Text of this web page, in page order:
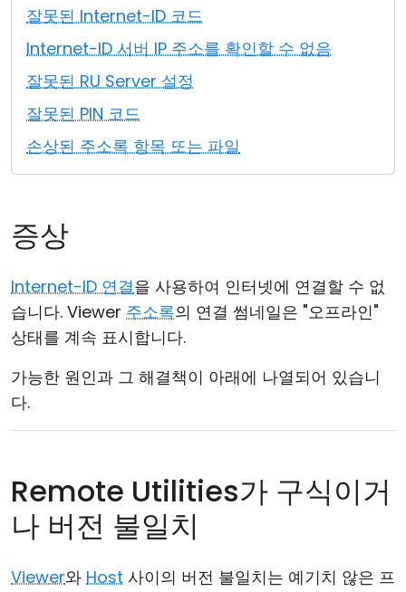
잘못된 Internet-ID 코드
Internet-ID 서버 IP 주소를 확인할 수 없음
잘못된 RU Server 설정
잘못된 PIN 코드
손상된 주소록 항목 또는 파일
증상
Internet-ID 연결을 사용하여 인터넷에 연결할 수 없
습니다. Viewer 주소록의 연결 썸네일은 "오프라인"
상태를 계속 표시합니다.
가능한 원인과 그 해결책이 아래에 나열되어 있습니
다.
Remote Utilities가 구식이거
나 버전 불일치
Viewer와 Host 사이의 버전 불일치는 예기치 않은 프